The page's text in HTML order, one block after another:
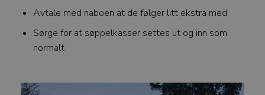
Avtale med naboen at de følger litt ekstra med
Sørge for at søppelkasser settes ut og inn som
normalt